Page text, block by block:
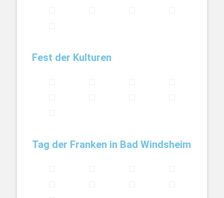
Fest der Kulturen
Tag der Franken in Bad Windsheim